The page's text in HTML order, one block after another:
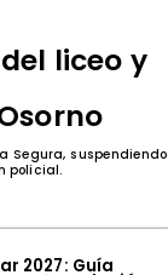
2027: Guía
liceo y
Segura, suspendiendo
policial.